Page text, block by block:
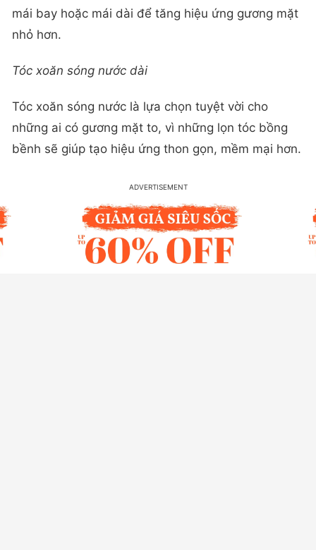
mái bay hoặc mái dài để tăng hiệu ứng gương mặt
nhỏ hơn.
Tóc xoăn sóng nước dài
Tóc xoăn sóng nước là lựa chọn tuyệt vời cho
những ai có gương mặt to, vì những lọn tóc bồng
bềnh sẽ giúp tạo hiệu ứng thon gọn, mềm mại hơn.